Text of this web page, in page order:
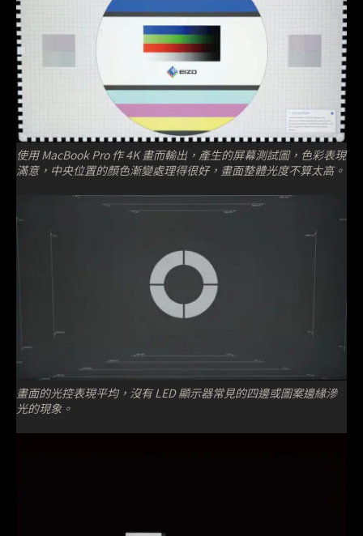
使用 MacBook Pro 作 4K 畫而輸出，產生的屏幕測試圖，色彩表現
滿意，中央位置的顏色漸變處理得很好，畫面整體光度不算太高。
畫面的光控表現平均，沒有 LED 顯示器常見的四邊或圖案邊緣滲
光的現象。